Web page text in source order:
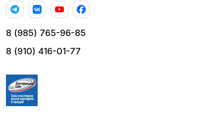
8 (985) 765-96-85
8 (910) 416-01-77